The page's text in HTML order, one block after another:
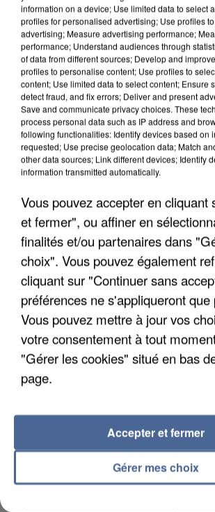
UN SECOND CADRE DE LA DZ
INTERPELLÉ EN ALGÉRIE
UNE TOURISTE DE L’OISE
COULÉE DE BOUE EN HAUTE-
information on a device; Use limited data to select
profiles for personalised advertising; Use profiles
advertising; Measure advertising performance;
performance; Understand audiences through
of data from different sources; Develop and
profiles to personalise content; Use profiles to
content; Use limited data to select content; Ensure
detect fraud, and fix errors; Deliver and present
Save and communicate privacy choices. These
process personal data such as IP address and
following functionalities: Identify devices based on
requested; Use precise geolocation data; Match
other data sources; Link different devices; Identify
information transmitted automatically.
Vous pouvez accepter en cliquant
et fermer", ou affiner en
finalités et/ou partenaires dans
choix". Vous pouvez également
cliquant sur "Continuer sans
préférences ne s'appliqueront que
Vous pouvez mettre à jour vos
votre consentement à tout
"Gérer les cookies" situé en bas
page.
Gérer mes choix
Accepter et fermer